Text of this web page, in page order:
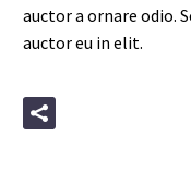
auctor a ornare odio.
auctor eu in elit.